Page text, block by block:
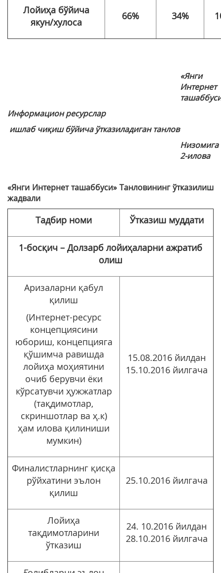
Лойиҳа бўйича
якун/хулоса
66% 34%
«Янги
Интернет
Информацион ресурслар
ишлаб чиқиш бўйича ўтказиладиган танлов
Низомига
2-илова
«Янги Интернет ташаббуси» Танловининг ўтказилиш
жадвали
Тадбир номи Ўтказиш муддати
1-босқич – Долзарб лойиҳаларни ажратиб
олиш
Аризаларни қабул
қилиш
(Интернет-ресурс
концепциясини
юбориш, концепцияга
қўшимча равишда
лойиҳа моҳиятини
очиб берувчи ёки
кўрсатувчи ҳужжатлар
(тақдимотлар,
скриншотлар ва ҳ.к)
ҳам илова қилиниши
мумкин)
15.08.2016 йилдан
15.10.2016 йилгача
Финалистларнинг қисқа
рўйхатини эълон
қилиш
25.10.2016 йилгача
Лойиҳа
тақдимотларини
ўтказиш
24. 10.2016 йилдан
28.10.2016 йилгача